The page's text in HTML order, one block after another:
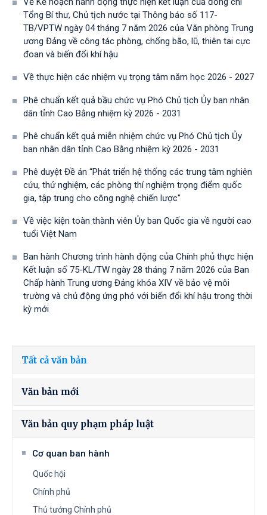
Tổng Bí thư, Chủ tịch nước tại Thông báo số 117-
TB/VPTW ngày 04 tháng 7 năm 2026 của Văn phòng Trung
ương Đảng về công tác phòng, chống bão, lũ, thiên tai cực
đoan và biến đổi khí hậu
Về thực hiện các nhiệm vụ trọng tâm năm học 2026 - 2027
Phê chuẩn kết quả bầu chức vụ Phó Chủ tịch Ủy ban nhân
dân tỉnh Cao Bằng nhiệm kỳ 2026 - 2031
Phê chuẩn kết quả miễn nhiệm chức vụ Phó Chủ tịch Ủy
ban nhân dân tỉnh Cao Bằng nhiệm kỳ 2026 - 2031
Phê duyệt Đề án “Phát triển hệ thống các trung tâm nghiên
cứu, thử nghiệm, các phòng thí nghiệm trọng điểm quốc
gia, tập trung cho công nghệ chiến lược"
Về việc kiện toàn thành viên Ủy ban Quốc gia về người cao
tuổi Việt Nam
Ban hành Chương trình hành động của Chính phủ thực hiện
Kết luận số 75-KL/TW ngày 28 tháng 7 năm 2026 của Ban
Chấp hành Trung ương Đảng khóa XIV về bảo vệ môi
trường và chủ động ứng phó với biến đổi khí hậu trong thời
kỳ mới
Tất cả văn bản
Văn bản mới
Văn bản quy phạm pháp luật
Cơ quan ban hành
Quốc hội
Chính phủ
Thủ tướng Chính phủ